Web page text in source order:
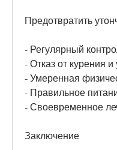
Предотвратить
- Регулярный
- Отказ от курения
- Умеренная
- Правильное
- Своевременное
Заключение